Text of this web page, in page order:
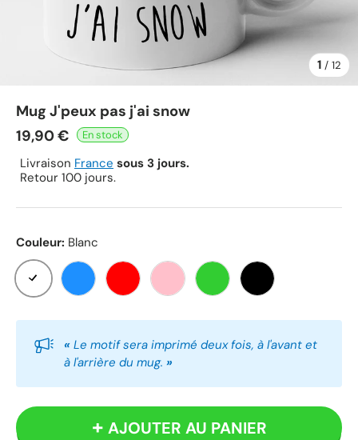
1 / de
12
Mug J'peux pas j'ai snow
19,90 €
Livraison France sous 3 jours.
Retour 100 jours.
Couleur: Blanc
Blanc Bleu Rouge Rose Vert Noir
« Le motif sera imprimé deux fois, à l'avant et
à l'arrière du mug. »
AJOUTER AU PANIER